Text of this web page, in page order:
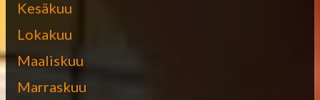
Kesäkuu
Lokakuu
Maaliskuu
Marraskuu